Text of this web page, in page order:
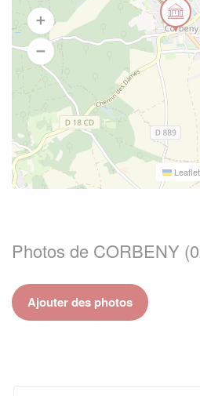
Leaflet
Photos de CORBENY
Ajouter des photos